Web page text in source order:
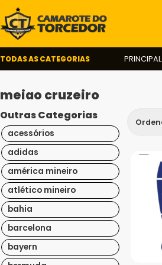
TODAS AS CATEGORIAS PRINCIPAL
meiao cruzeiro
Outras Categorias
acessórios
adidas
américa mineiro
atlético mineiro
bahia
barcelona
bayern